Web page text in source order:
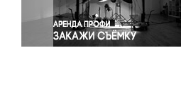
Экономика и бизнес